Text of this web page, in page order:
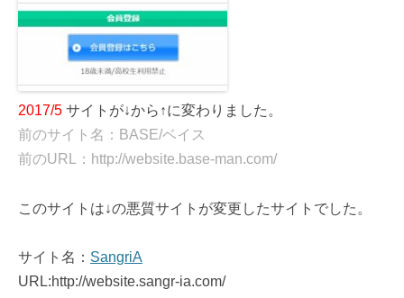
2017/5 サイトが↓から↑に変わりました。
前のサイト名：BASE/ベイス
前のURL：http://website.base-man.com/
このサイトは↓の悪質サイトが変更したサイトでした。
サイト名： SangriA
URL:http://website.sangr-ia.com/